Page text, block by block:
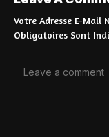
Votre Adresse E-Mail
Obligatoires Sont